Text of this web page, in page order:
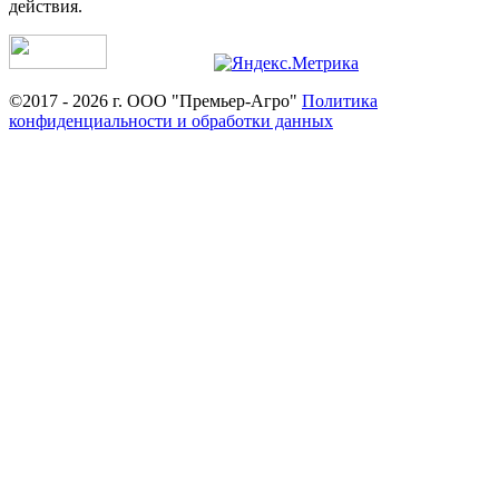
действия.
©2017 - 2026 г. ООО "Премьер-Агро" Политика
конфиденциальности и обработки данных